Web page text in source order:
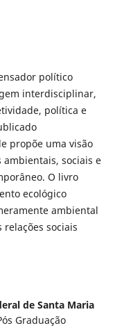
político
interdisciplinar,
política e
propõe uma visão
sociais e
O livro
ecológico
ambiental
sociais
de Santa Maria
Graduação